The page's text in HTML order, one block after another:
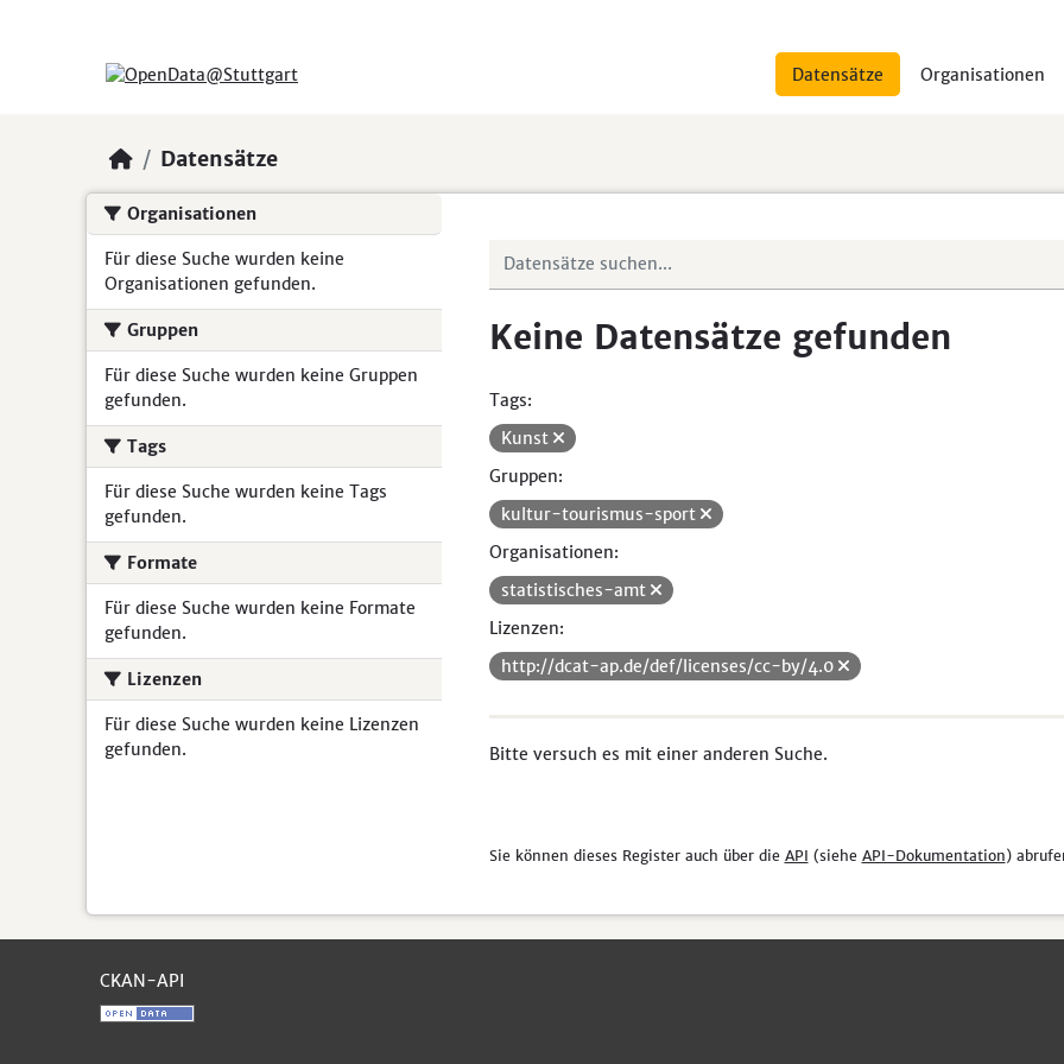
Datensätze Organisationen
Datensätze
Organisationen
Für diese Suche wurden keine
Organisationen gefunden.
Gruppen
Für diese Suche wurden keine Gruppen
gefunden.
Tags
Für diese Suche wurden keine Tags
gefunden.
Formate
Für diese Suche wurden keine Formate
gefunden.
Lizenzen
Für diese Suche wurden keine Lizenzen
gefunden.
Keine Datensätze gefunden
Tags:
Kunst
Gruppen:
kultur-tourismus-sport
Organisationen:
statistisches-amt
Lizenzen:
http://dcat-ap.de/def/licenses/cc-by/4.0
Bitte versuch es mit einer anderen Suche.
Sie können dieses Register auch über die API (siehe API-Dokumentation)
CKAN-API